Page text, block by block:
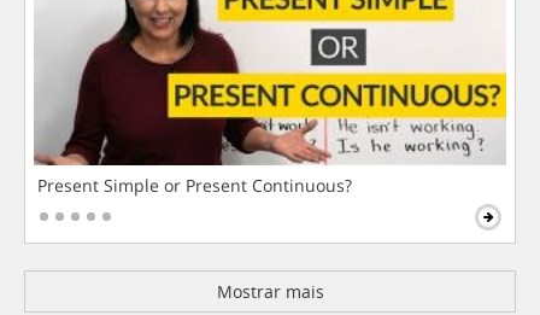
Present Simple or Present Continuous?
Mostrar mais